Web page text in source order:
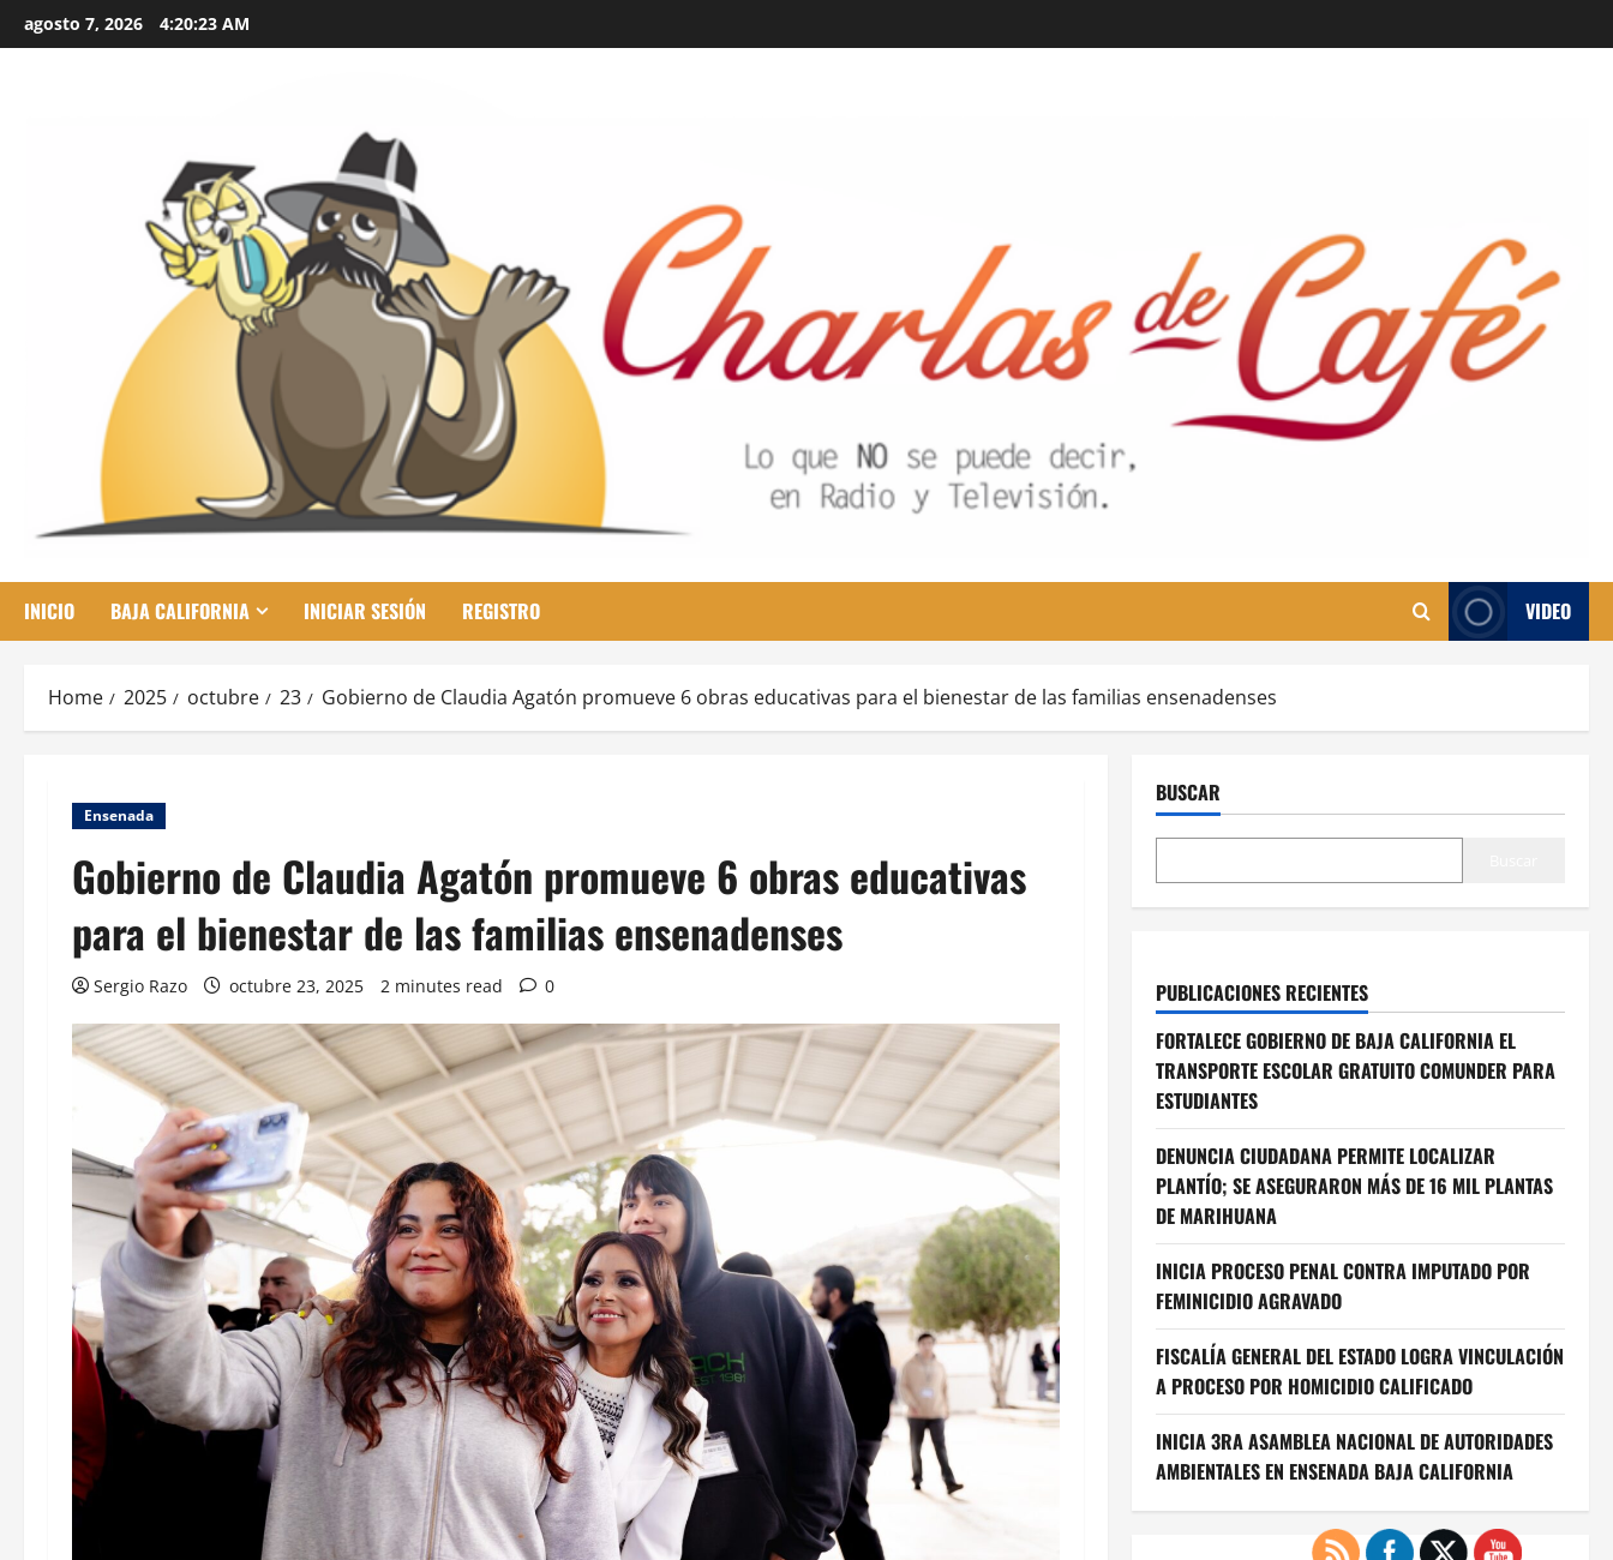
to
agosto 7, 2026 4:20:24 AM
INICIO BAJA CALIFORNIA INICIAR SESIÓN REGISTRO VIDEO
Home 2025 octubre 23 Gobierno de Claudia Agatón promueve 6 obras educativas para el bienestar de las familias ensenadenses
Ensenada
Gobierno de Claudia Agatón promueve 6 obras educativas
para el bienestar de las familias ensenadenses
Sergio Razo octubre 23, 2025 2 minutes read 0
BUSCAR
PUBLICACIONES RECIENTES
FORTALECE GOBIERNO DE BAJA CALIFORNIA EL
TRANSPORTE ESCOLAR GRATUITO COMUNDER PARA
ESTUDIANTES
DENUNCIA CIUDADANA PERMITE LOCALIZAR
PLANTÍO; SE ASEGURARON MÁS DE 16 MIL PLANTAS
DE MARIHUANA
INICIA PROCESO PENAL CONTRA IMPUTADO POR
FEMINICIDIO AGRAVADO
FISCALÍA GENERAL DEL ESTADO LOGRA VINCULACIÓN
A PROCESO POR HOMICIDIO CALIFICADO
INICIA 3RA ASAMBLEA NACIONAL DE AUTORIDADES
AMBIENTALES EN ENSENADA BAJA CALIFORNIA